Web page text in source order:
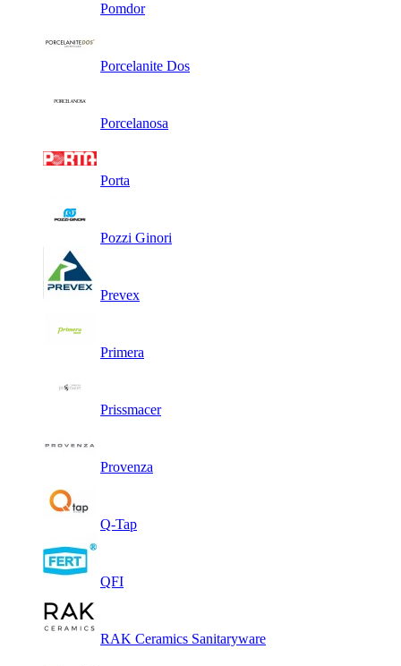
Pomdor
Porcelanite Dos
Porcelanosa
Porta
Pozzi Ginori
Prevex
Primera
Prissmacer
Provenza
Q-Tap
QFI
RAK Ceramics Sanitaryware